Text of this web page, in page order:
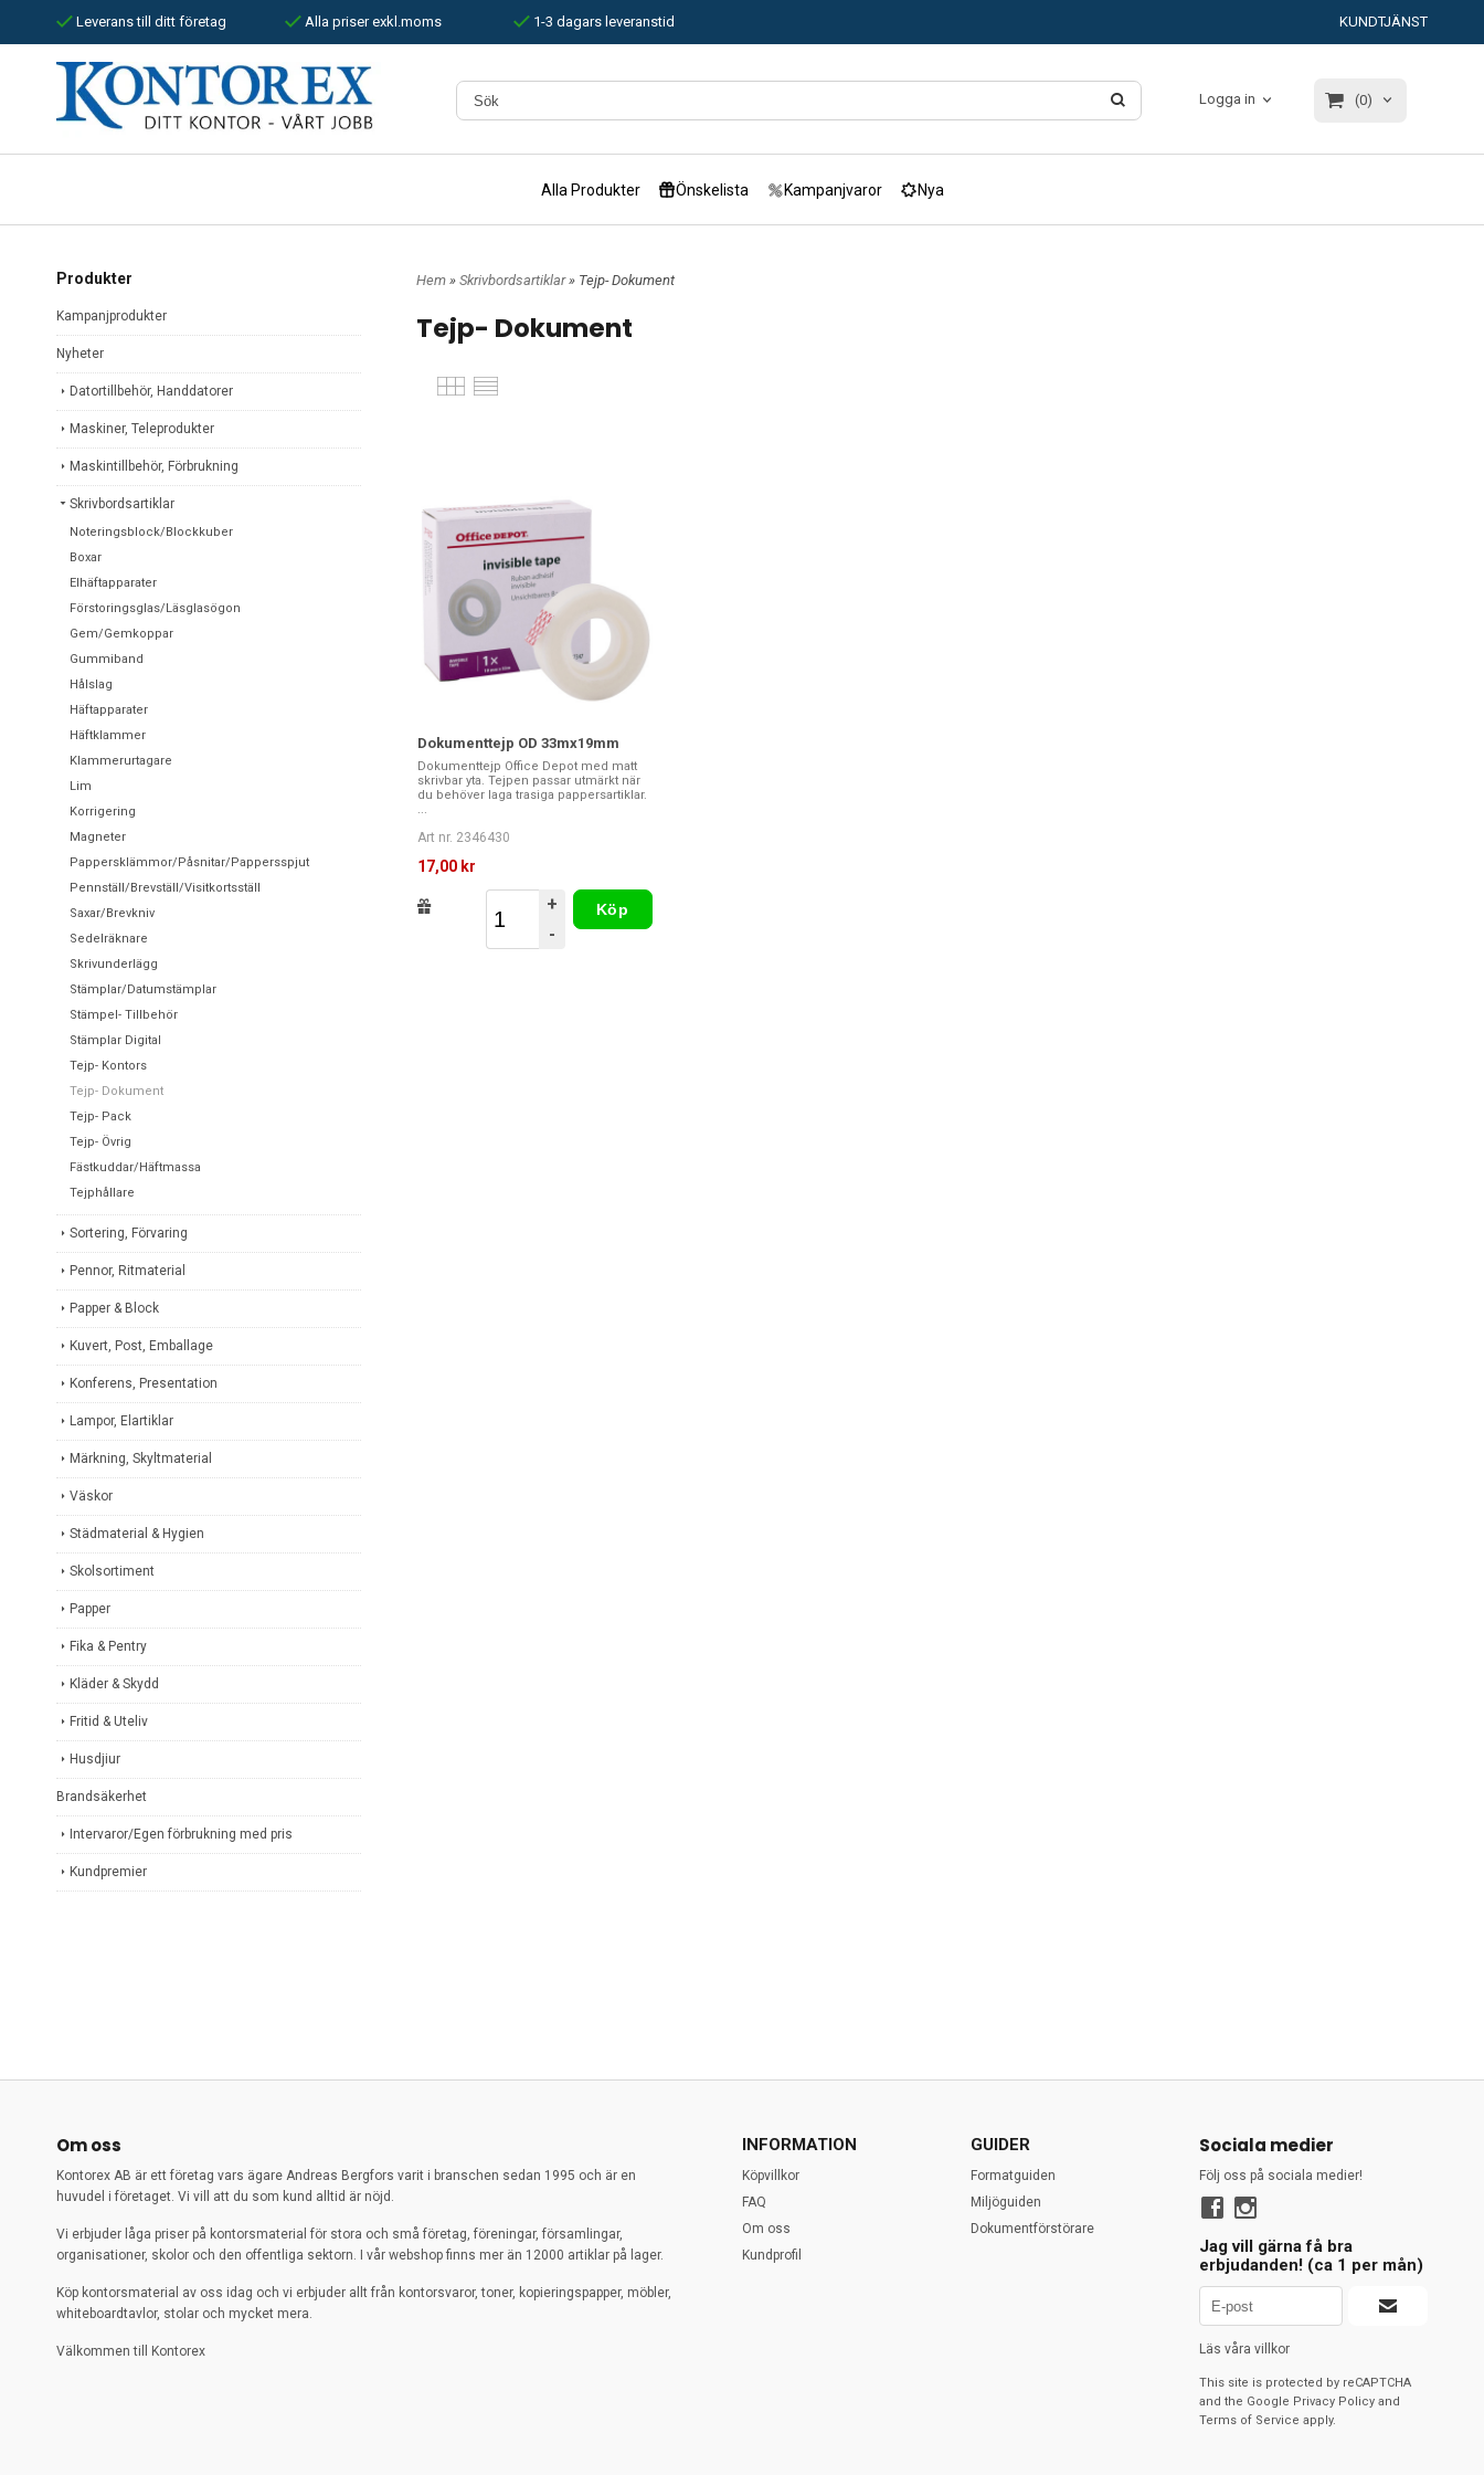
Leverans till ditt företag Alla priser exkl.moms 1-3 dagars leveranstid KUNDTJÄNST
Logga in (0)
Alla Produkter Önskelista Kampanjvaror Nya
Produkter
Kampanjprodukter
Nyheter
Datortillbehör, Handdatorer
Maskiner, Teleprodukter
Maskintillbehör, Förbrukning
Skrivbordsartiklar
Noteringsblock/Blockkuber
Boxar
Elhäftapparater
Förstoringsglas/Läsglasögon
Gem/Gemkoppar
Gummiband
Hålslag
Häftapparater
Häftklammer
Klammerurtagare
Lim
Korrigering
Magneter
Pappersklämmor/Påsnitar/Pappersspjut
Pennställ/Brevställ/Visitkortsställ
Saxar/Brevkniv
Sedelräknare
Skrivunderlägg
Stämplar/Datumstämplar
Stämpel- Tillbehör
Stämplar Digital
Tejp- Kontors
Tejp- Dokument
Tejp- Pack
Tejp- Övrig
Fästkuddar/Häftmassa
Tejphållare
Sortering, Förvaring
Pennor, Ritmaterial
Papper & Block
Kuvert, Post, Emballage
Konferens, Presentation
Lampor, Elartiklar
Märkning, Skyltmaterial
Väskor
Städmaterial & Hygien
Skolsortiment
Papper
Fika & Pentry
Kläder & Skydd
Fritid & Uteliv
Husdjiur
Brandsäkerhet
Intervaror/Egen förbrukning med pris
Kundpremier
Hem» Skrivbordsartiklar» Tejp- Dokument
Tejp- Dokument
Dokumenttejp OD 33mx19mm
Dokumenttejp Office Depot med matt
skrivbar yta. Tejpen passar utmärkt när
du behöver laga trasiga pappersartiklar.
Art nr. 2346430
17,00 kr
+
-
Köp
Om oss
Kontorex AB är ett företag vars ägare Andreas Bergfors varit i branschen sedan 1995 och är en
huvudel i företaget. Vi vill att du som kund alltid är nöjd.
Vi erbjuder låga priser på kontorsmaterial för stora och små företag, föreningar, församlingar,
organisationer, skolor och den offentliga sektorn. I vår webshop finns mer än 12000 artiklar på lager.
Köp kontorsmaterial av oss idag och vi erbjuder allt från kontorsvaror, toner, kopieringspapper, möbler,
whiteboardtavlor, stolar och mycket mera.
Välkommen till Kontorex
INFORMATION
Köpvillkor
FAQ
Om oss
Kundprofil
GUIDER
Formatguiden
Miljöguiden
Dokumentförstörare
Sociala medier
Följ oss på sociala medier!
Jag vill gärna få bra
erbjudanden! (ca 1 per mån)
Läs våra villkor
This site is protected by reCAPTCHA
and the Google Privacy Policy and
Terms of Service apply.